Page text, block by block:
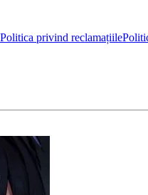
Politica privind reclamațiile